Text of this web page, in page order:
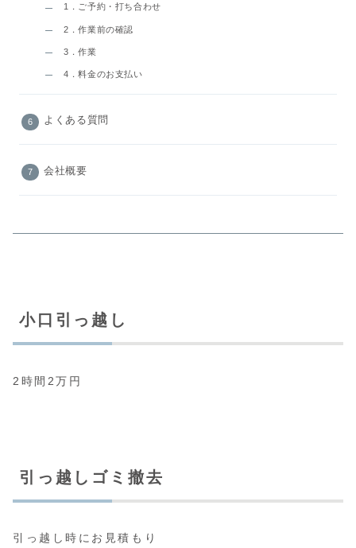
1．ご予約・打ち合わせ
2．作業前の確認
3．作業
4．料金のお支払い
よくある質問
会社概要
小口引っ越し
2時間2万円
引っ越しゴミ撤去
引っ越し時にお見積もり